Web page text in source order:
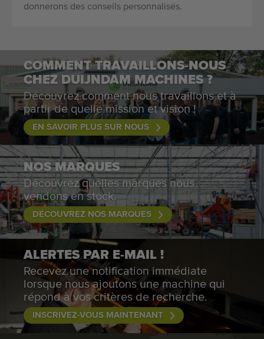
donnerons des conseils personnalisés.
COMMENT TRAVAILLONS-NOUS
CHEZ DUIJNDAM MACHINES ?
Découvrez comment nous travaillons et à
partir de quelle mission et vision !
EN SAVOIR PLUS SUR NOUS
NOS MARQUES
Découvrez quelles marques nous
vendons en stock.
DÉCOUVREZ NOS MARQUES
ALERTES PAR E-MAIL !
Recevez une notification immédiate
lorsque nous ajoutons une machine qui
répond à vos critères de recherche.
INSCRIVEZ-VOUS MAINTENANT